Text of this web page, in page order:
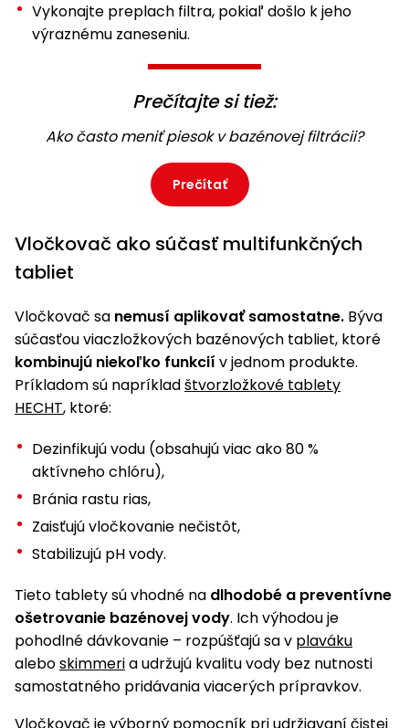
Vykonajte preplach filtra, pokiaľ došlo k jeho
výraznému zaneseniu.
Prečítajte si tiež:
Ako často meniť piesok v bazénovej filtrácii?
Prečítať
Vločkovač ako súčasť multifunkčných
tabliet
Vločkovač sa nemusí aplikovať samostatne. Býva
súčasťou viaczložkových bazénových tabliet, ktoré
kombinujú niekoľko funkcií v jednom produkte.
Príkladom sú napríkladštvorzložkové tablety
HECHT, ktoré:
Dezinfikujú vodu (obsahujú viac ako 80 %
aktívneho chlóru),
Bránia rastu rias,
Zaisťujú vločkovanie nečistôt,
Stabilizujú pH vody.
Tieto tablety sú vhodné na dlhodobé a preventívne
ošetrovanie bazénovej vody. Ich výhodou je
pohodlné dávkovanie – rozpúšťajú sa v plaváku
aleboskimmeria udržujú kvalitu vody bez nutnosti
samostatného pridávania viacerých prípravkov.